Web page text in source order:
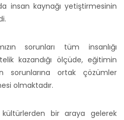
insan kaynağı yetiştirmesinin
sorunları tüm insanlığı
kazandığı ölçüde, eğitimin
sorunlarına ortak çözümler
olmaktadır.
bir araya gelerek